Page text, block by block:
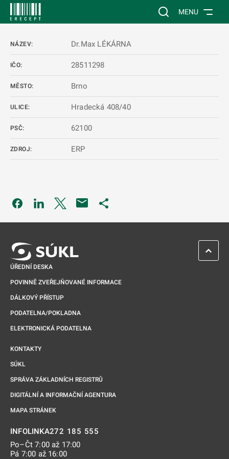
Vyhledávání na
MENU
NÁZEV: Dr.Max LÉKÁRNA
IČO: 28511298
MĚSTO: Brno
ULICE: Hradecká 408/40
PSČ: 62100
ZDROJ: ERP
Odkaz se otevře na nové kartě
Odkaz se otevře na nové kartě
Odkaz se otevře na nové kartě
ÚŘEDNÍ DESKA
POVINNĚ ZVEŘEJŇOVANÉ INFORMACE
DÁLKOVÝ PŘÍSTUP
PODATELNA/POKLADNA
ELEKTRONICKÁ PODATELNA
KONTAKTY
SÚKL
SPRÁVA ZÁKLADNÍCH REGISTRŮ
DIGITÁLNÍ A INFORMAČNÍ AGENTURA
MAPA STRÁNEK
INFOLINKA272 185 555
Po–Čt 7:00 až 17:00
Pá 7:00 až 16:00
ZPĚT